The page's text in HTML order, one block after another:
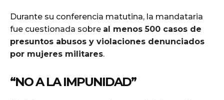
Durante su conferencia matutina, la mandataria
fue cuestionada sobre al menos 500 casos de
presuntos abusos y violaciones denunciados
por mujeres militares.
“NO A LA IMPUNIDAD”